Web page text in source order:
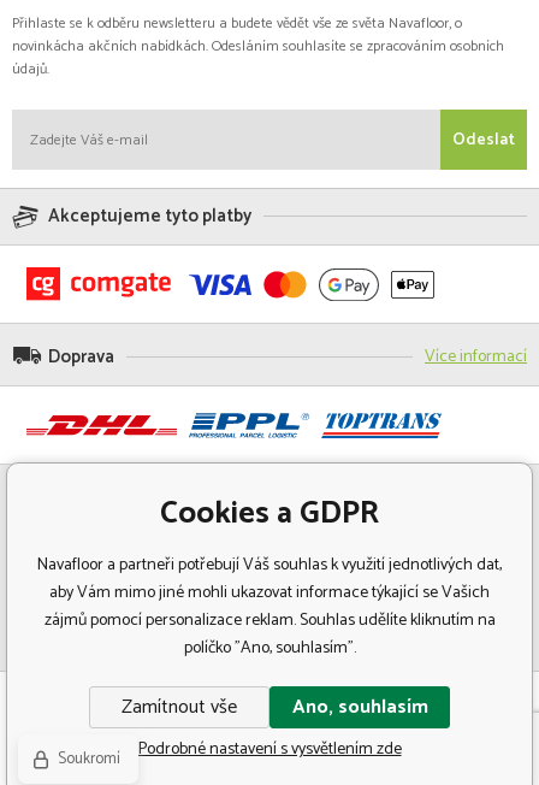
Přihlaste se k odběru newsletteru a budete vědět vše ze světa Navafloor, o
novinkácha akčních nabídkách. Odesláním souhlasíte se zpracováním osobních
údajů.
Odeslat
Akceptujeme tyto platby
Doprava Více informací
© Copyright 2018 Navafloor - Specializovaný prodej podlahových krytin.
Všechna práva vyhrazena.
Tvorbu webové stránky
Cookies a GDPR
Navafloor a partneři potřebují Váš souhlas k využití jednotlivých dat,
aby Vám mimo jiné mohli ukazovat informace týkající se Vašich
zájmů pomocí personalizace reklam. Souhlas udělíte kliknutím na
políčko "Ano, souhlasím".
Zamítnout vše Ano, souhlasím
Podrobné nastavení s vysvětlením zde
Soukromí